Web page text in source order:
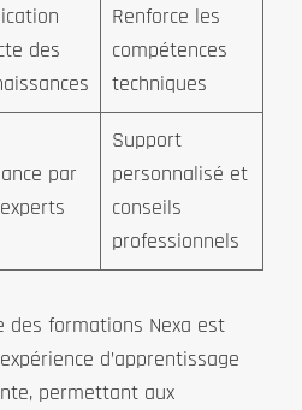
des
Renforce les
compétences
techniques
par
Support
personnalisé et
conseils
professionnels
des formations Nexa est
d’apprentissage
permettant aux